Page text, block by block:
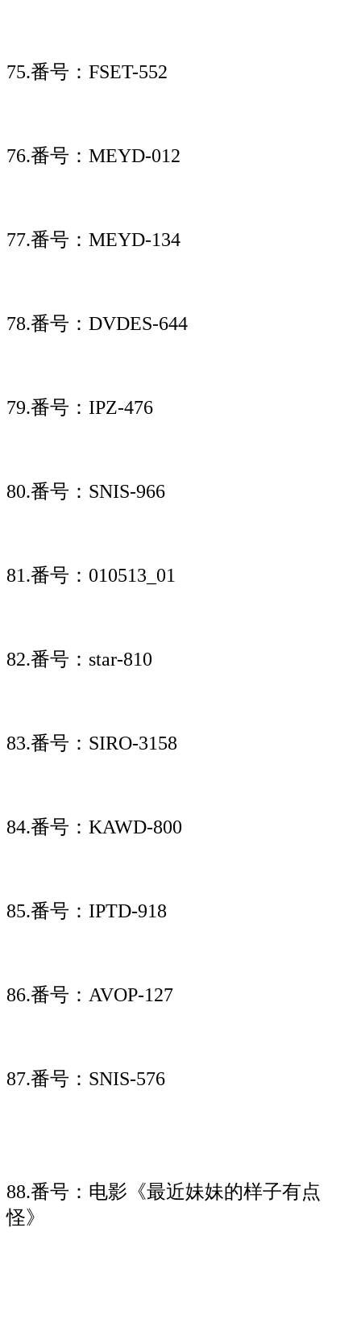
75.番号：FSET-552
76.番号：MEYD-012
77.番号：MEYD-134
78.番号：DVDES-644
79.番号：IPZ-476
80.番号：SNIS-966
81.番号：010513_01
82.番号：star-810
83.番号：SIRO-3158
84.番号：KAWD-800
85.番号：IPTD-918
86.番号：AVOP-127
87.番号：SNIS-576
88.番号：电影《最近妹妹的样子有点
怪》